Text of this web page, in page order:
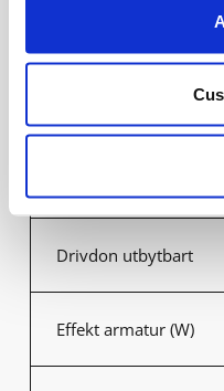
Ta25°
Installation
Drivdon utbytbart
Effekt armatur (W)